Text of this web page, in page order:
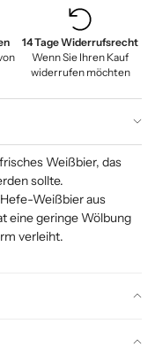
14 Tage Widerrufsrecht
Wenn Sie Ihren Kauf
widerrufen möchten
Weißbier, das
sollte.
Weißbier aus
eine geringe Wölbung
verleiht.